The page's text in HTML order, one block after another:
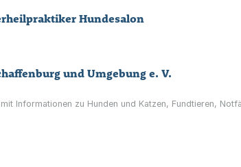
Hundesalon
und Umgebung e. V.
Informationen zu Hunden und Katzen, Fundtieren,